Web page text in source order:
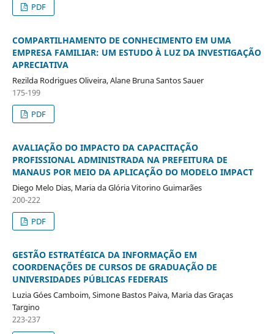
PDF
COMPARTILHAMENTO DE CONHECIMENTO EM UMA
EMPRESA FAMILIAR: UM ESTUDO À LUZ DA INVESTIGAÇÃO
APRECIATIVA
Rezilda Rodrigues Oliveira, Alane Bruna Santos Sauer
175-199
PDF
AVALIAÇÃO DO IMPACTO DA CAPACITAÇÃO
PROFISSIONAL ADMINISTRADA NA PREFEITURA DE
MANAUS POR MEIO DA APLICAÇÃO DO MODELO IMPACT
Diego Melo Dias, Maria da Glória Vitorino Guimarães
200-222
PDF
GESTÃO ESTRATÉGICA DA INFORMAÇÃO EM
COORDENAÇÕES DE CURSOS DE GRADUAÇÃO DE
UNIVERSIDADES PÚBLICAS FEDERAIS
Luzia Góes Camboim, Simone Bastos Paiva, Maria das Graças
Targino
223-237